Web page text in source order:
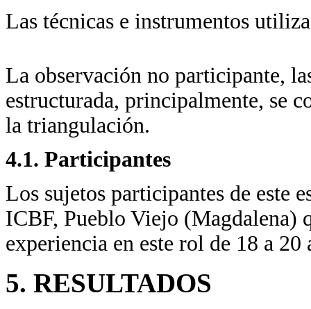
Las técnicas e instrumentos
La observación no participante,
estructurada, principalmente, se
la triangulación.
4.1. Participantes
Los sujetos participantes de este
ICBF, Pueblo Viejo (Magdalena)
experiencia en este rol de 18 a 20
5. RESULTADOS